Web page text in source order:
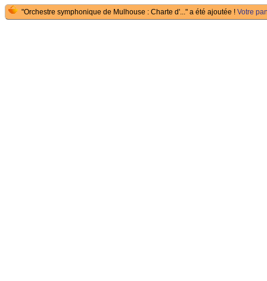
"Orchestre symphonique de Mulhouse : Charte d'..." a été ajoutée ! Votre